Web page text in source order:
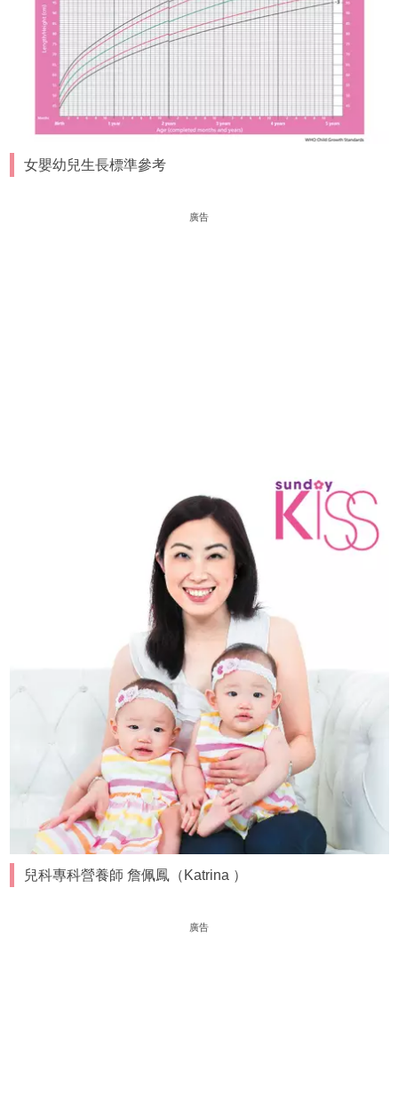
女嬰幼兒生長標準參考
廣告
兒科專科營養師 詹佩鳳（Katrina ）
廣告